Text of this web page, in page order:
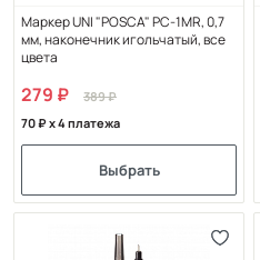
Маркер UNI "POSCA" PC-1MR, 0,7
мм, наконечник игольчатый, все
цвета
279
389
70
x 4 платежа
Выбрать